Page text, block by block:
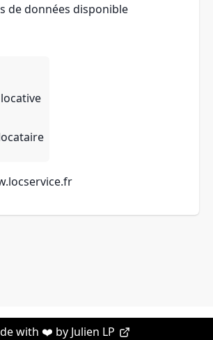
de données disponible
with ❤️ by Julien LP